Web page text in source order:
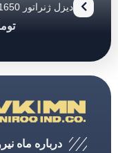
دیزل ژنراتور 1650 کیلو ولت آمپر پرکینز
درباره ماه